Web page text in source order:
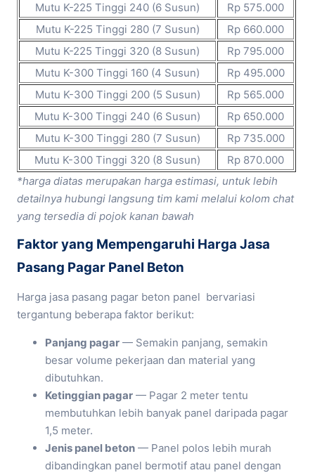
Mutu K-225 Tinggi 240 (6 Susun)
Rp 575.000
Mutu K-225 Tinggi 280 (7 Susun)
Rp 660.000
Mutu K-225 Tinggi 320 (8 Susun)
Rp 795.000
Mutu K-300 Tinggi 160 (4 Susun)
Rp 495.000
Mutu K-300 Tinggi 200 (5 Susun)
Rp 565.000
Mutu K-300 Tinggi 240 (6 Susun)
Rp 650.000
Mutu K-300 Tinggi 280 (7 Susun)
Rp 735.000
Mutu K-300 Tinggi 320 (8 Susun)
Rp 870.000
*harga diatas merupakan harga estimasi, untuk lebih
detailnya hubungi langsung tim kami melalui kolom chat
yang tersedia di pojok kanan bawah
Faktor yang Mempengaruhi Harga Jasa
Pasang Pagar Panel Beton
Harga jasa pasang pagar beton panel bervariasi
tergantung beberapa faktor berikut:
Panjang pagar — Semakin panjang, semakin
besar volume pekerjaan dan material yang
dibutuhkan.
Ketinggian pagar — Pagar 2 meter tentu
membutuhkan lebih banyak panel daripada pagar
1,5 meter.
Jenis panel beton — Panel polos lebih murah
dibandingkan panel bermotif atau panel dengan